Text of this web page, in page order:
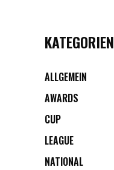
KATEGORIEN
ALLGEMEIN
AWARDS
CUP
LEAGUE
NATIONAL